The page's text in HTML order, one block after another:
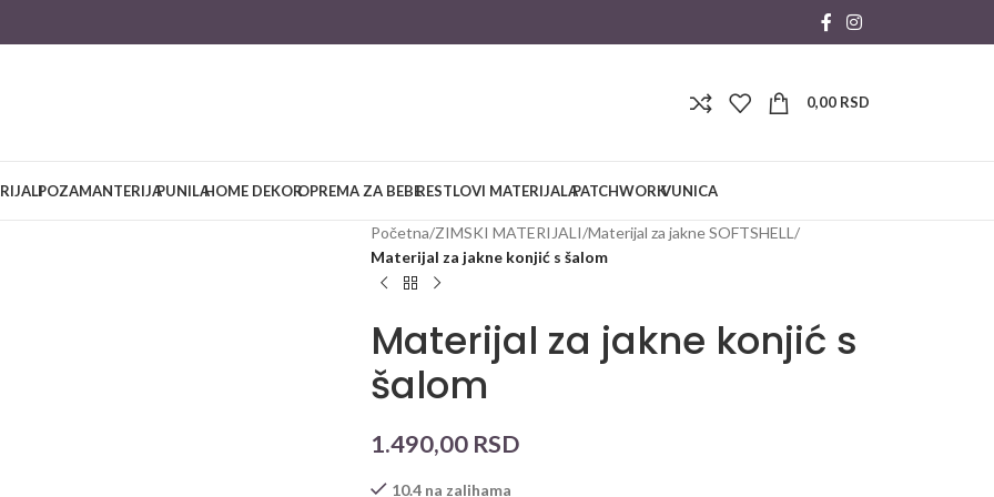
0,00 RSD
POZAMANTERIJAPUNILAHOME DEKOROPREMA ZA BEBERESTLOVI MATERIJALAPATCHWORKVUNICA
Početna/ZIMSKI MATERIJALI/Materijal za jakne SOFTSHELL/
Materijal za jakne konjić s šalom
Materijal za jakne konjić s
šalom
1.490,00 RSD
10.4 na zalihama